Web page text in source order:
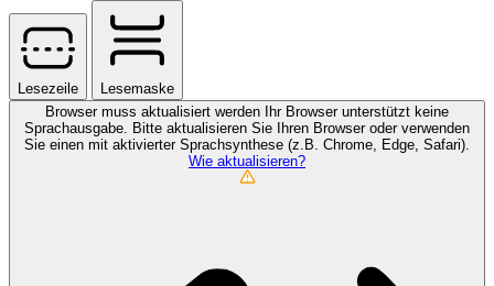
Lesezeile
Lesemaske
Browser muss aktualisiert werden Ihr Browser unterstützt keine
Sprachausgabe. Bitte aktualisieren Sie Ihren Browser oder verwenden
Sie einen mit aktivierter Sprachsynthese (z.B. Chrome, Edge, Safari).
Wie aktualisieren?